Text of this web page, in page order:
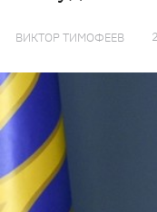
ВИКТОР ТИМОФЕЕВ